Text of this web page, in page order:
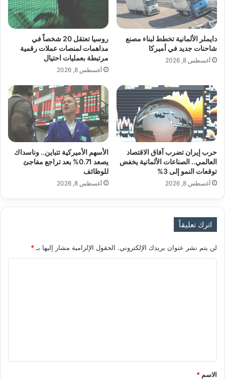
وقال ستولتنبرغ “نتمنى جميعا تحقيق سلام
سريع”، مردفا “لكن في الوقت نفسه علينا أن
ندرك: إذا توقف الرئيس زيلينسكي
والأوكرانيون عن القتال سوف تختفي أوكرانيا
من الوجود”.
akhabarpalestine.com — أمين عام الناتو تهيأوا لحرب
م
ح
ي
ط
ه
ا
ن
ب
ه
ذ
ا
ا
و
ع
م
ن
ا
ف
ي
ت
ا
ي
ن
دايملر الألمانية تخطط لبناء مصنع
شاحنات جديد في أميركا
أغسطس 8, 2026
روسيا تعتقل 20 شخصاً في
مداهمات لمنصات عملات رقمية
مرتبطة بعمليات احتيال
أغسطس 8, 2026
حرب إيران تضرب آفاق الاقتصاد
العالمي.. الصناعات الألمانية يخفض
توقعات النمو إلى 3%
أغسطس 8, 2026
الأسهم الأميركية تتباين.. وناسداك
يصعد 0.71% بعد تراجع مفاجئ
للوظائف
أغسطس 8, 2026
اترك تعليقاً
لن يتم نشر عنوان بريدك الإلكتروني. الحقول الإلزامية مشار إليها بـ *
*
الاسم *